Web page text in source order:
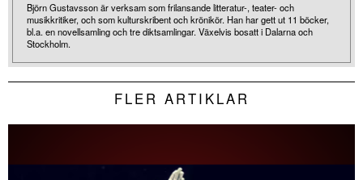
Björn Gustavsson är verksam som frilansande litteratur-, teater- och
musikkritiker, och som kulturskribent och krönikör. Han har gett ut 11 böcker,
bl.a. en novellsamling och tre diktsamlingar. Växelvis bosatt i Dalarna och
Stockholm.
FLER ARTIKLAR